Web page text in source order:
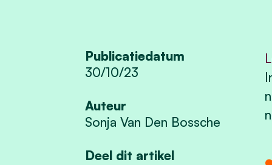
Publicatiedatum
30/10/23
Auteur
Sonja Van Den Bossche
Deel dit artikel